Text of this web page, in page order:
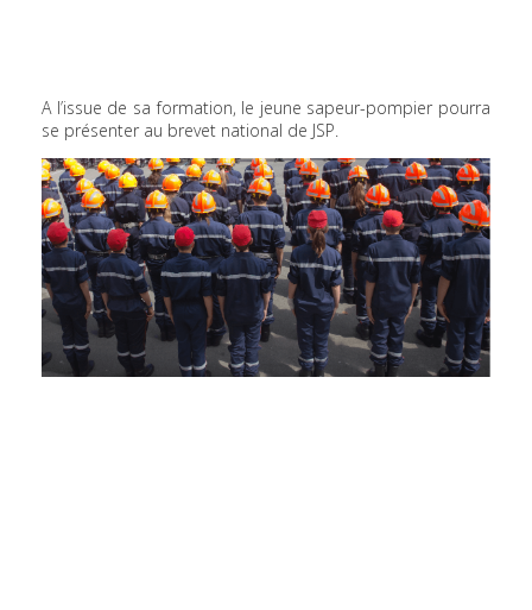
A l’issue de sa formation, le jeune sapeur-pompier pourra
se présenter au brevet national de JSP.